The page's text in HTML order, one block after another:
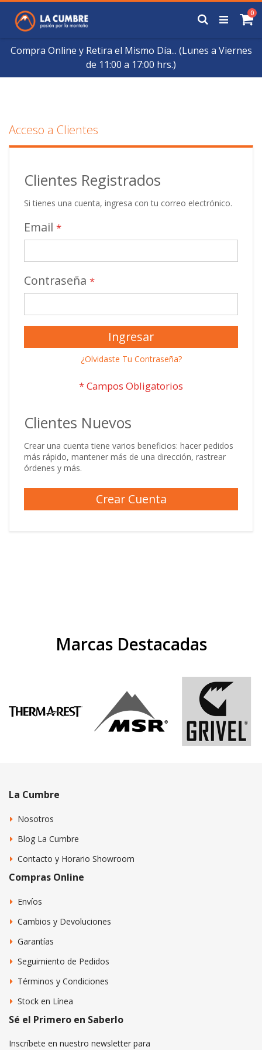
Compra Online y Retira el Mismo Día... (Lunes a Viernes
de 11:00 a 17:00 hrs.)
Contenido
0
Buscar
Acceso a Clientes
Clientes Registrados
Si tienes una cuenta, ingresa con tu correo electrónico.
Email
Contraseña
Ingresar
¿Olvidaste Tu Contraseña?
Clientes Nuevos
Crear una cuenta tiene varios beneficios: hacer pedidos
más rápido, mantener más de una dirección, rastrear
órdenes y más.
Crear Cuenta
Marcas Destacadas
La Cumbre
Nosotros
Blog La Cumbre
Contacto y Horario Showroom
Compras Online
Envíos
Cambios y Devoluciones
Garantías
Seguimiento de Pedidos
Términos y Condiciones
Stock en Línea
Sé el Primero en Saberlo
Inscríbete en nuestro newsletter para